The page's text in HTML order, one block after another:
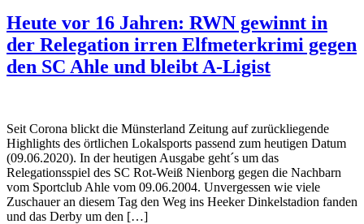
Heute vor 16 Jahren: RWN gewinnt in
der Relegation irren Elfmeterkrimi gegen
den SC Ahle und bleibt A-Ligist
Seit Corona blickt die Münsterland Zeitung auf zurückliegende
Highlights des örtlichen Lokalsports passend zum heutigen Datum
(09.06.2020). In der heutigen Ausgabe geht´s um das
Relegationsspiel des SC Rot-Weiß Nienborg gegen die Nachbarn
vom Sportclub Ahle vom 09.06.2004. Unvergessen wie viele
Zuschauer an diesem Tag den Weg ins Heeker Dinkelstadion fanden
und das Derby um den […]